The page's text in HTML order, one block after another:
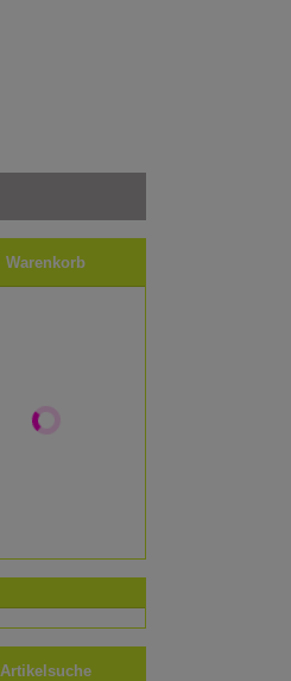
Warenkorb
Artikelsuche